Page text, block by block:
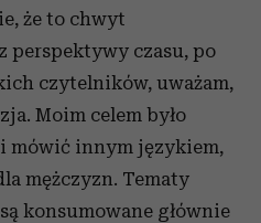
że to chwyt
perspektywy czasu, po
czytelników, uważam,
Moim celem było
mówić innym językiem,
mężczyzn. Tematy
konsumowane głównie